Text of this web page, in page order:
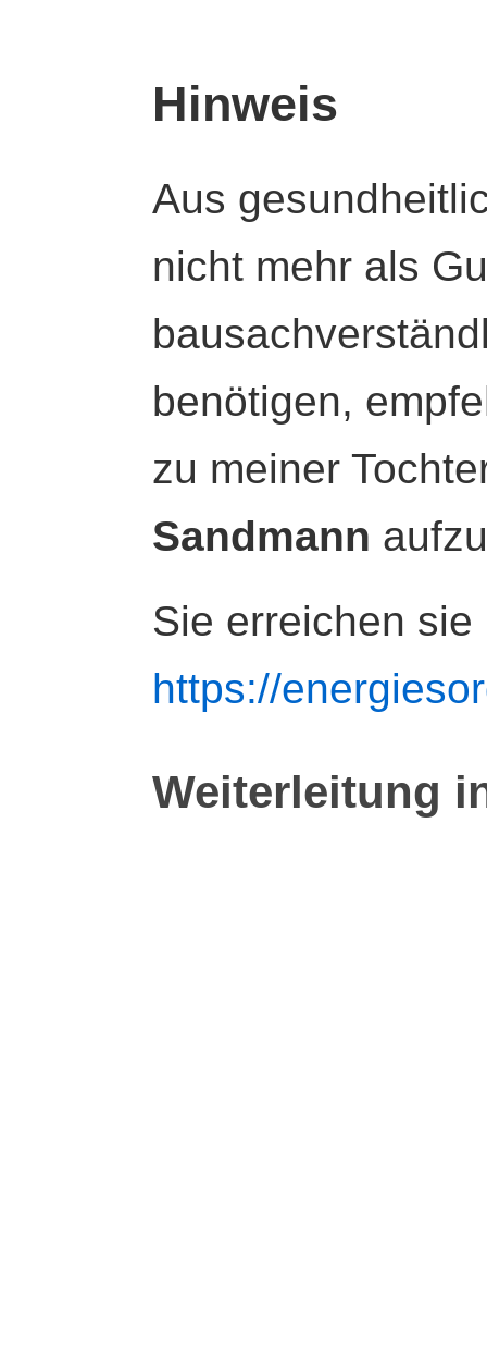
Hinweis
Aus
nicht mehr als
benötigen,
zu meiner
Sandmann
Sie erreichen sie
https://
Weiterleitung